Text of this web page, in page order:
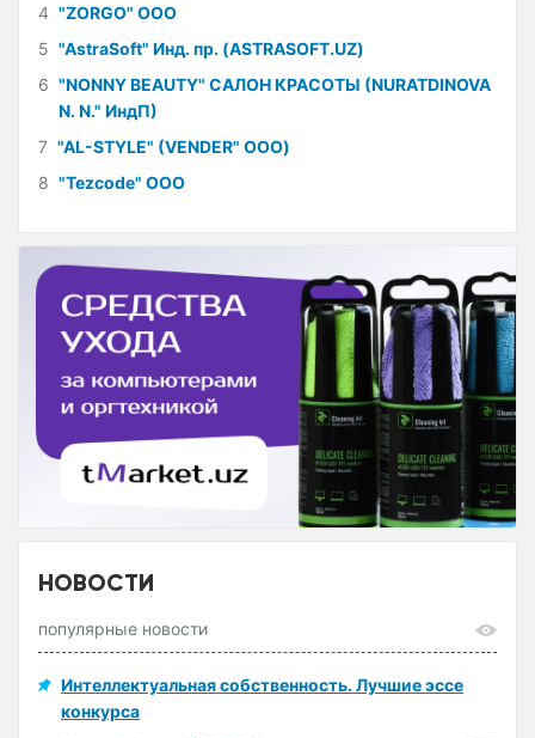
4 "ZORGO" ООО
5 "AstraSoft" Инд. пр. (ASTRASOFT.UZ)
6 "NONNY BEAUTY" САЛОН КРАСОТЫ (NURATDINOVA
N. N." ИндП)
7 "AL-STYLE" (VENDER" ООО)
8 "Tezcode" ООО
НОВОСТИ
популярные новости
Интеллектуальная собственность. Лучшие эссе
конкурса